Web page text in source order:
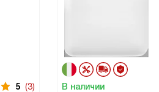
5 (3) В наличии